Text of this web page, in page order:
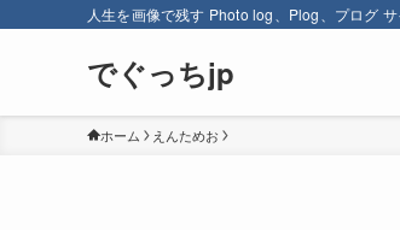
人生を画像で残す Photo log、Plog、プログ サ
でぐっちjp
ホーム えんためお